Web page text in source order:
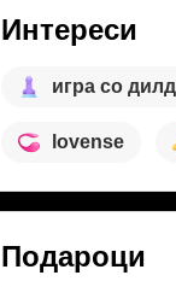
Интереси
игра со
lovense
Подароци